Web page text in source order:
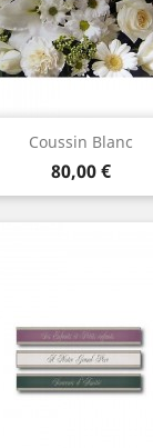
Coussin Blanc
Prix
80,00 €